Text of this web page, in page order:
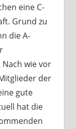
eine C-
Grund zu
die A-
wie vor
der
gute
hat die